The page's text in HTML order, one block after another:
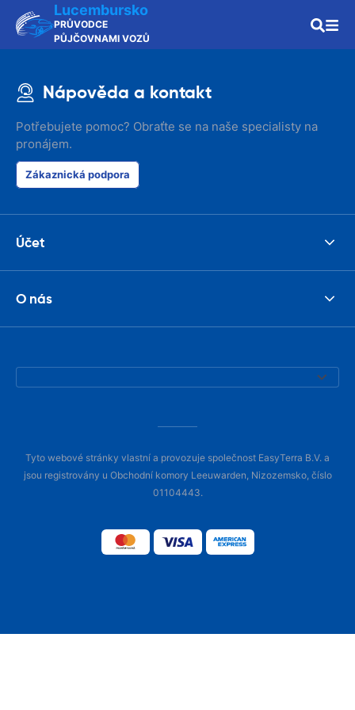
Lucembursko
PRŮVODCE
PŮJČOVNAMI VOZŮ
Nápověda a kontakt
Potřebujete pomoc? Obraťte se na naše specialisty na
pronájem.
Zákaznická podpora
Účet
O nás
Tyto webové stránky vlastní a provozuje společnost EasyTerra B.V. a
jsou registrovány u Obchodní komory Leeuwarden, Nizozemsko, číslo
01104443.